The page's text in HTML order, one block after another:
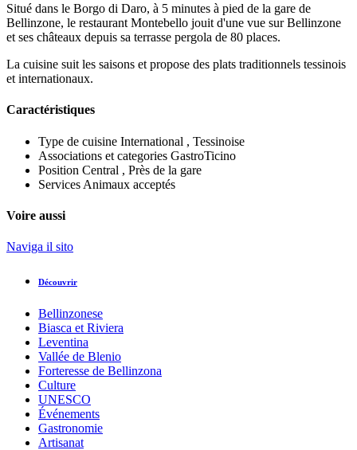
Situé dans le Borgo di Daro, à 5 minutes à pied de la gare de
Bellinzone, le restaurant Montebello jouit d'une vue sur Bellinzone
et ses châteaux depuis sa terrasse pergola de 80 places.
La cuisine suit les saisons et propose des plats traditionnels tessinois
et internationaux.
Caractéristiques
Type de cuisine International , Tessinoise
Associations et categories GastroTicino
Position Central , Près de la gare
Services Animaux acceptés
Voire aussi
Naviga il sito
Découvrir
Bellinzonese
Biasca et Riviera
Leventina
Vallée de Blenio
Forteresse de Bellinzona
Culture
UNESCO
Événements
Gastronomie
Artisanat